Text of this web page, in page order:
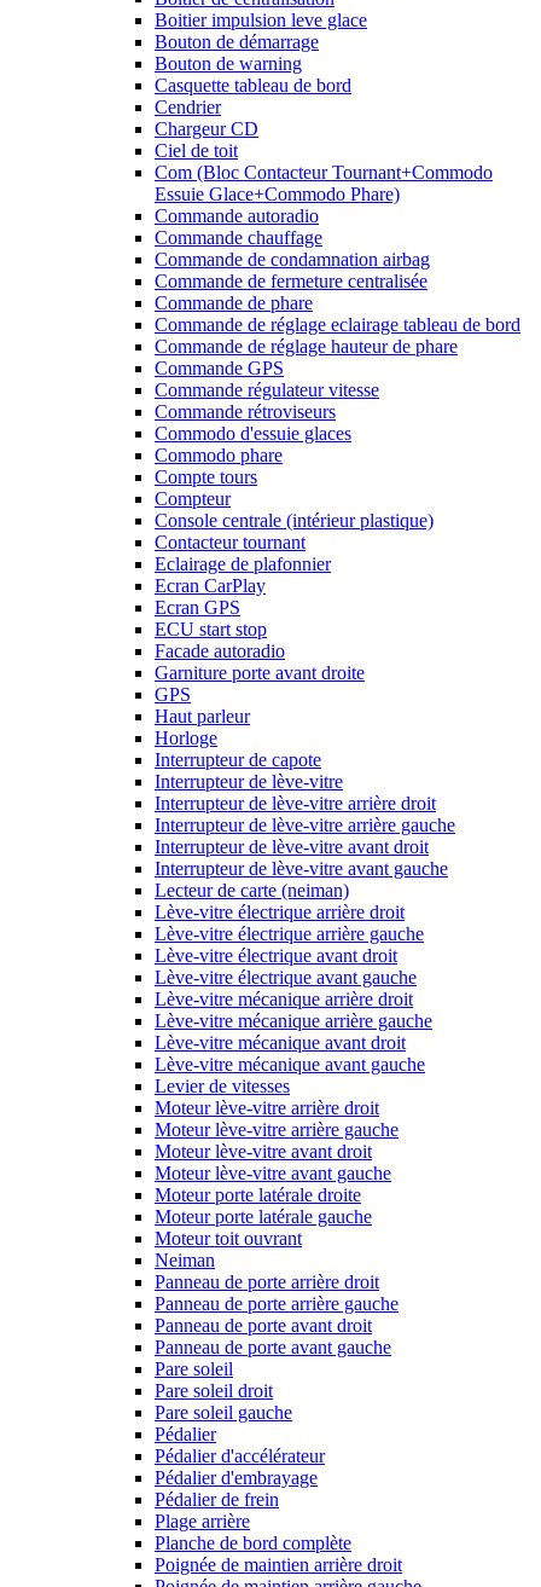
Boitier impulsion leve glace
Bouton de démarrage
Bouton de warning
Casquette tableau de bord
Cendrier
Chargeur CD
Ciel de toit
Com (Bloc Contacteur Tournant+Commodo
Essuie Glace+Commodo Phare)
Commande autoradio
Commande chauffage
Commande de condamnation airbag
Commande de fermeture centralisée
Commande de phare
Commande de réglage eclairage tableau de bord
Commande de réglage hauteur de phare
Commande GPS
Commande régulateur vitesse
Commande rétroviseurs
Commodo d'essuie glaces
Commodo phare
Compte tours
Compteur
Console centrale (intérieur plastique)
Contacteur tournant
Eclairage de plafonnier
Ecran CarPlay
Ecran GPS
ECU start stop
Facade autoradio
Garniture porte avant droite
GPS
Haut parleur
Horloge
Interrupteur de capote
Interrupteur de lève-vitre
Interrupteur de lève-vitre arrière droit
Interrupteur de lève-vitre arrière gauche
Interrupteur de lève-vitre avant droit
Interrupteur de lève-vitre avant gauche
Lecteur de carte (neiman)
Lève-vitre électrique arrière droit
Lève-vitre électrique arrière gauche
Lève-vitre électrique avant droit
Lève-vitre électrique avant gauche
Lève-vitre mécanique arrière droit
Lève-vitre mécanique arrière gauche
Lève-vitre mécanique avant droit
Lève-vitre mécanique avant gauche
Levier de vitesses
Moteur lève-vitre arrière droit
Moteur lève-vitre arrière gauche
Moteur lève-vitre avant droit
Moteur lève-vitre avant gauche
Moteur porte latérale droite
Moteur porte latérale gauche
Moteur toit ouvrant
Neiman
Panneau de porte arrière droit
Panneau de porte arrière gauche
Panneau de porte avant droit
Panneau de porte avant gauche
Pare soleil
Pare soleil droit
Pare soleil gauche
Pédalier
Pédalier d'accélérateur
Pédalier d'embrayage
Pédalier de frein
Plage arrière
Planche de bord complète
Poignée de maintien arrière droit